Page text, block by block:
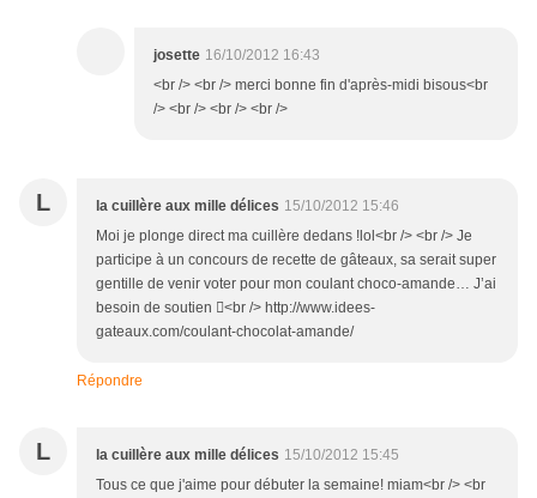
josette 16/10/2012 16:43
<br /> <br /> merci bonne fin d'après-midi bisous<br
/> <br /> <br /> <br />
L la cuillère aux mille délices 15/10/2012 15:46
Moi je plonge direct ma cuillère dedans !lol<br /> <br /> Je
participe à un concours de recette de gâteaux, sa serait super
gentille de venir voter pour mon coulant choco-amande… J’ai
besoin de soutien <br /> http://www.idees-
gateaux.com/coulant-chocolat-amande/
Répondre
L la cuillère aux mille délices 15/10/2012 15:45
Tous ce que j'aime pour débuter la semaine! miam<br /> <br